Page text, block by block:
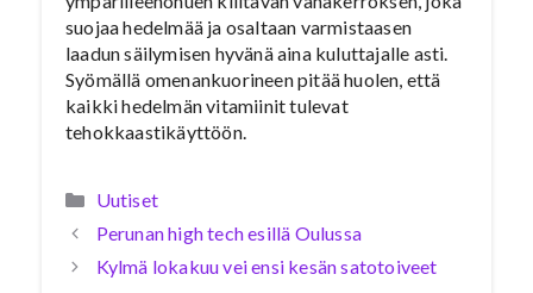
suojaa hedelmää ja osaltaan varmistaasen
laadun säilymisen hyvänä aina kuluttajalle asti.
Syömällä omenankuorineen pitää huolen, että
kaikki hedelmän vitamiinit tulevat
tehokkaastikäyttöön.
Kategoriat
Uutiset
Perunan high tech esillä Oulussa
Kylmä lokakuu vei ensi kesän satotoiveet